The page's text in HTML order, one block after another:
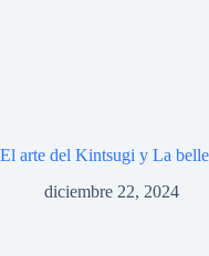
El arte del Kintsugi y La
diciembre 22, 2024